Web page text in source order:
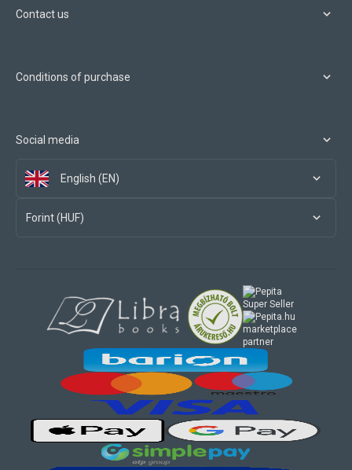
Contact us
Conditions of purchase
Social media
English (EN)
Forint (HUF)
marketplace
partner